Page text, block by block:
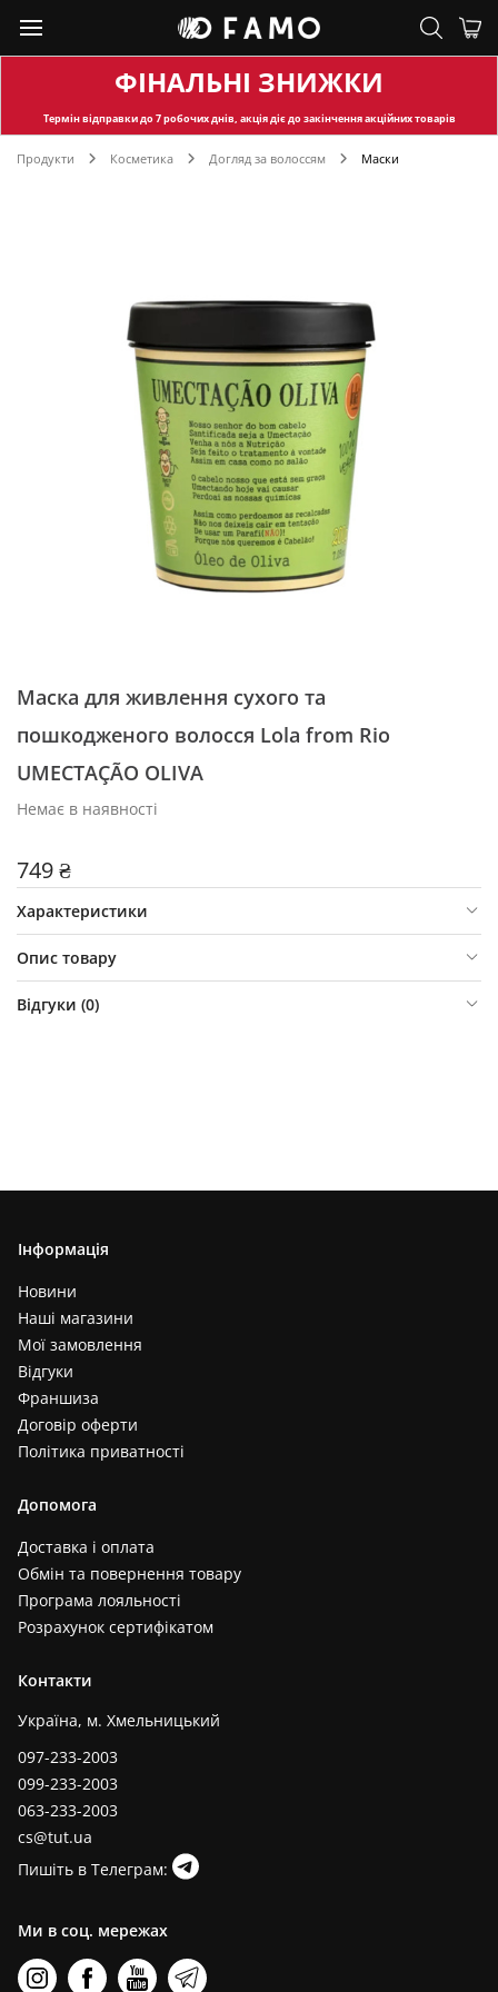
ФІНАЛЬНІ ЗНИЖКИ
Термін відправкидо 7 робочих днів, акція діє до закінчення акційних товарів
Продукти Косметика Догляд за волоссям Маски
Маска для живлення сухого та
пошкодженого волосся Lola from Rio
UMECTAÇÃO OLIVA
Немає в наявності
749 ₴
Характеристики
Опис товару
Відгуки (0)
Інформація
Новини
Наші магазини
Мої замовлення
Відгуки
Франшиза
Договір оферти
Політика приватності
Допомога
Доставка і оплата
Обмін та повернення товару
Програма лояльності
Розрахунок сертифікатом
Контакти
Україна, м. Хмельницький
097-233-2003
099-233-2003
063-233-2003
cs@tut.ua
Пишіть в Телеграм:
Ми в соц. мережах